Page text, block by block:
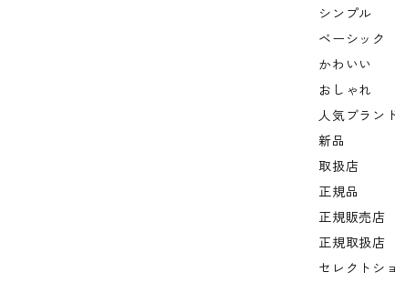
シンプル
ベーシック
かわいい
おしゃれ
人気ブラン
新品
取扱店
正規品
正規販売店
正規取扱店
セレクトシ